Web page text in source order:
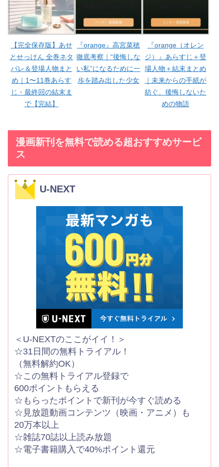
【完全保存版】あせ
とせっけん 全巻ネタ
バレ＆登場人物まと
め｜1〜11巻あらす
じ・最終回の結末ま
で【完結】
『orange』高宮菜穂
徹底考察｜“後悔しな
い私”になるために一
歩を踏み出した少女
『orange（オレン
ジ）』あらすじ＋登
場人物＋結末まとめ
｜未来からの手紙が
紡ぐ、後悔しないた
めの物語
漫画新刊を無料で読める超おすすめサービ
ス
U-NEXT
＜U-NEXTのここがイイ！＞
☆31日間の無料トライアル！
（無料解約OK）
☆この無料トライアル登録で
600ポイントもらえる
☆もらったポイントで新刊が今すぐ読める
☆見放題動画コンテンツ（映画・アニメ）も
20万本以上
☆雑誌70誌以上読み放題
☆電子書籍購入で40%ポイント還元